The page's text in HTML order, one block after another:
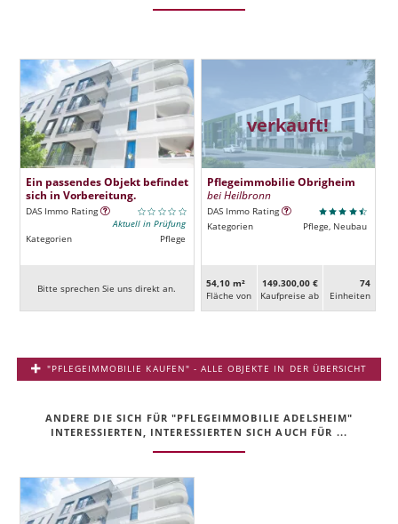
Ein passendes Objekt befindet
sich in Vorbereitung.
DAS Immo Rating
Aktuell in Prüfung
Kategorien
Pflege
Bitte sprechen Sie uns direkt an.
verkauft!
Pflegeimmobilie Obrigheim
bei Heilbronn
DAS Immo Rating
Kategorien
Pflege, Neubau
54,10 m²
Fläche von
149.300,00 €
Kaufpreise ab
74
Ein­heiten
"PFLEGEIMMOBILIE KAUFEN" - ALLE OBJEKTE IN DER ÜBERSICHT
ANDERE DIE SICH FÜR "PFLEGEIMMOBILIE ADELSHEIM"
INTERESSIERTEN, INTERESSIERTEN SICH AUCH FÜR ...